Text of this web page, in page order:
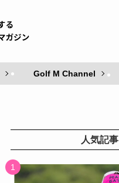
Golf M Channel
人気記事